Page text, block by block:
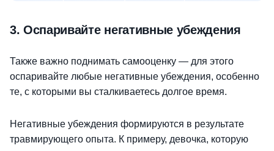
3. Оспаривайте негативные убеждения
Также важно поднимать самооценку — для этого
оспаривайте любые негативные убеждения, особенно
те, с которыми вы сталкиваетесь долгое время.
Негативные убеждения формируются в результате
травмирующего опыта. К примеру, девочка, которую